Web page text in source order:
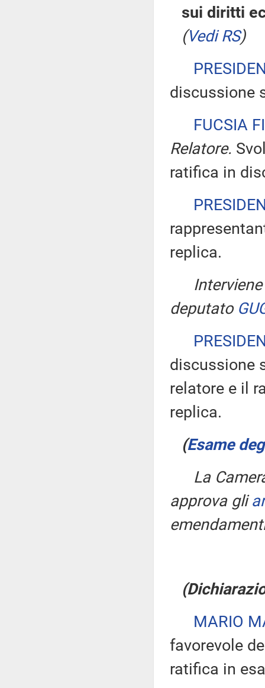
sui diritti
(Vedi RS)
discussione
FUCSIA
Relatore.
ratifica in
replica.
deputato
discussione
relatore e il
replica.
(Esame
La
approva gli
MARIO
favorevole
ratifica in